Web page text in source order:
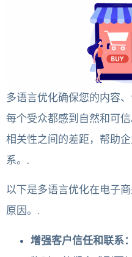
多语言优化确保您的内容
每个受众都感到自然和可
相关性之间的差距，帮助
系。.
以下是多语言优化在电子
原因。.
增强客户信任和联系：